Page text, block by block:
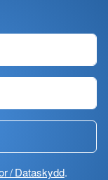
/ Dataskydd.